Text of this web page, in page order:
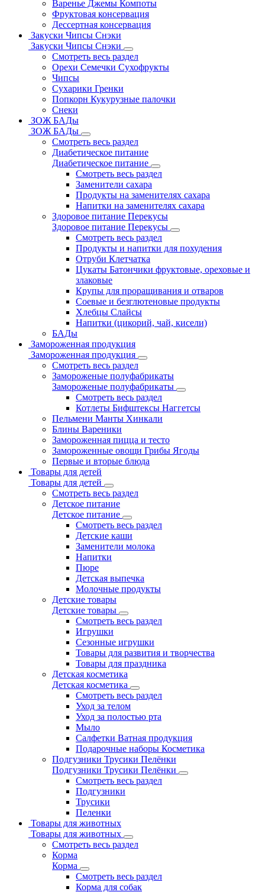
Варенье Джемы Компоты
Фруктовая консервация
Дессертная консервация
Закуски Чипсы Снэки
Закуски Чипсы Снэки
Смотреть весь раздел
Орехи Семечки Сухофрукты
Чипсы
Сухарики Гренки
Попкорн Кукурузные палочки
Снеки
ЗОЖ БАДы
ЗОЖ БАДы
Смотреть весь раздел
Диабетическое питание
Диабетическое питание
Смотреть весь раздел
Заменители сахара
Продукты на заменителях сахара
Напитки на заменителях сахара
Здоровое питание Перекусы
Здоровое питание Перекусы
Смотреть весь раздел
Продукты и напитки для похудения
Отруби Клетчатка
Цукаты Батончики фруктовые, ореховые и
злаковые
Крупы для проращивания и отваров
Соевые и безглютеновые продукты
Хлебцы Слайсы
Напитки (цикорий, чай, кисели)
БАДы
Замороженная продукция
Замороженная продукция
Смотреть весь раздел
Замороженые полуфабрикаты
Замороженые полуфабрикаты
Смотреть весь раздел
Котлеты Бифштексы Наггетсы
Пельмени Манты Хинкали
Блины Вареники
Замороженная пицца и тесто
Замороженные овощи Грибы Ягоды
Первые и вторые блюда
Товары для детей
Товары для детей
Смотреть весь раздел
Детское питание
Детское питание
Смотреть весь раздел
Детские каши
Заменители молока
Напитки
Пюре
Детская выпечка
Молочные продукты
Детские товары
Детские товары
Смотреть весь раздел
Игрушки
Сезонные игрушки
Товары для развития и творчества
Товары для праздника
Детская косметика
Детская косметика
Смотреть весь раздел
Уход за телом
Уход за полостью рта
Мыло
Салфетки Ватная продукция
Подарочные наборы Косметика
Подгузники Трусики Пелёнки
Подгузники Трусики Пелёнки
Смотреть весь раздел
Подгузники
Трусики
Пеленки
Товары для животных
Товары для животных
Смотреть весь раздел
Корма
Корма
Смотреть весь раздел
Корма для собак